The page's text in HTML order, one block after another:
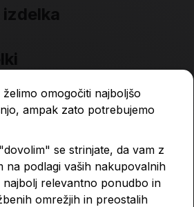
omogočiti najboljšo
ampak zato potrebujemo
se strinjate, da vam z
na podlagi vaših nakupovalnih
najbolj relevantno ponudbo in
omrežjih in preostalih